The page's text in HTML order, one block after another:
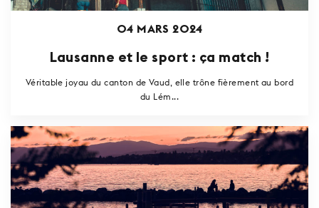
04 MARS 2024
Lausanne et le sport : ça match !
Véritable joyau du canton de Vaud, elle trône fièrement au bord
du Lém...